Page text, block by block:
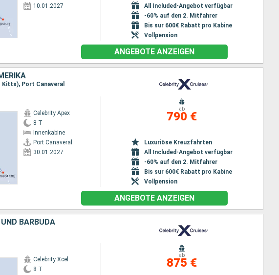
10.01.2027
All Included-Angebot verfügbar
-60% auf den 2. Mitfahrer
Bis sur 600€ Rabatt pro Kabine
Vollpension
ANGEBOTE ANZEIGEN
Port Canaveral
Celebrity Apex
8 T
Innenkabine
Port Canaveral
30.01.2027
ab
790 €
Luxuriöse Kreuzfahrten
All Included-Angebot verfügbar
-60% auf den 2. Mitfahrer
Bis sur 600€ Rabatt pro Kabine
Vollpension
ANGEBOTE ANZEIGEN
BARBUDA
Celebrity Xcel
8 T
ab
875 €